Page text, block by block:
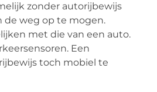
zonder autorijbewijs
de weg op te mogen.
met die van een auto.
Een
toch mobiel te